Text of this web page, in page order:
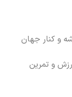
و کنار جهان
و تمرین